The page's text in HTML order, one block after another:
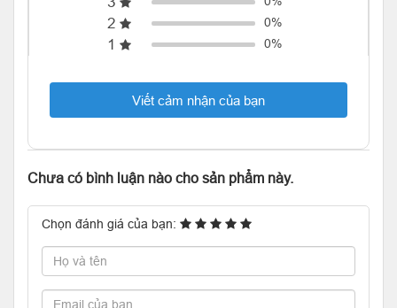
2 0%
1 0%
Viết cảm nhận của bạn
Chưa có bình luận nào cho sản phẩm này.
Chọn đánh giá của bạn: